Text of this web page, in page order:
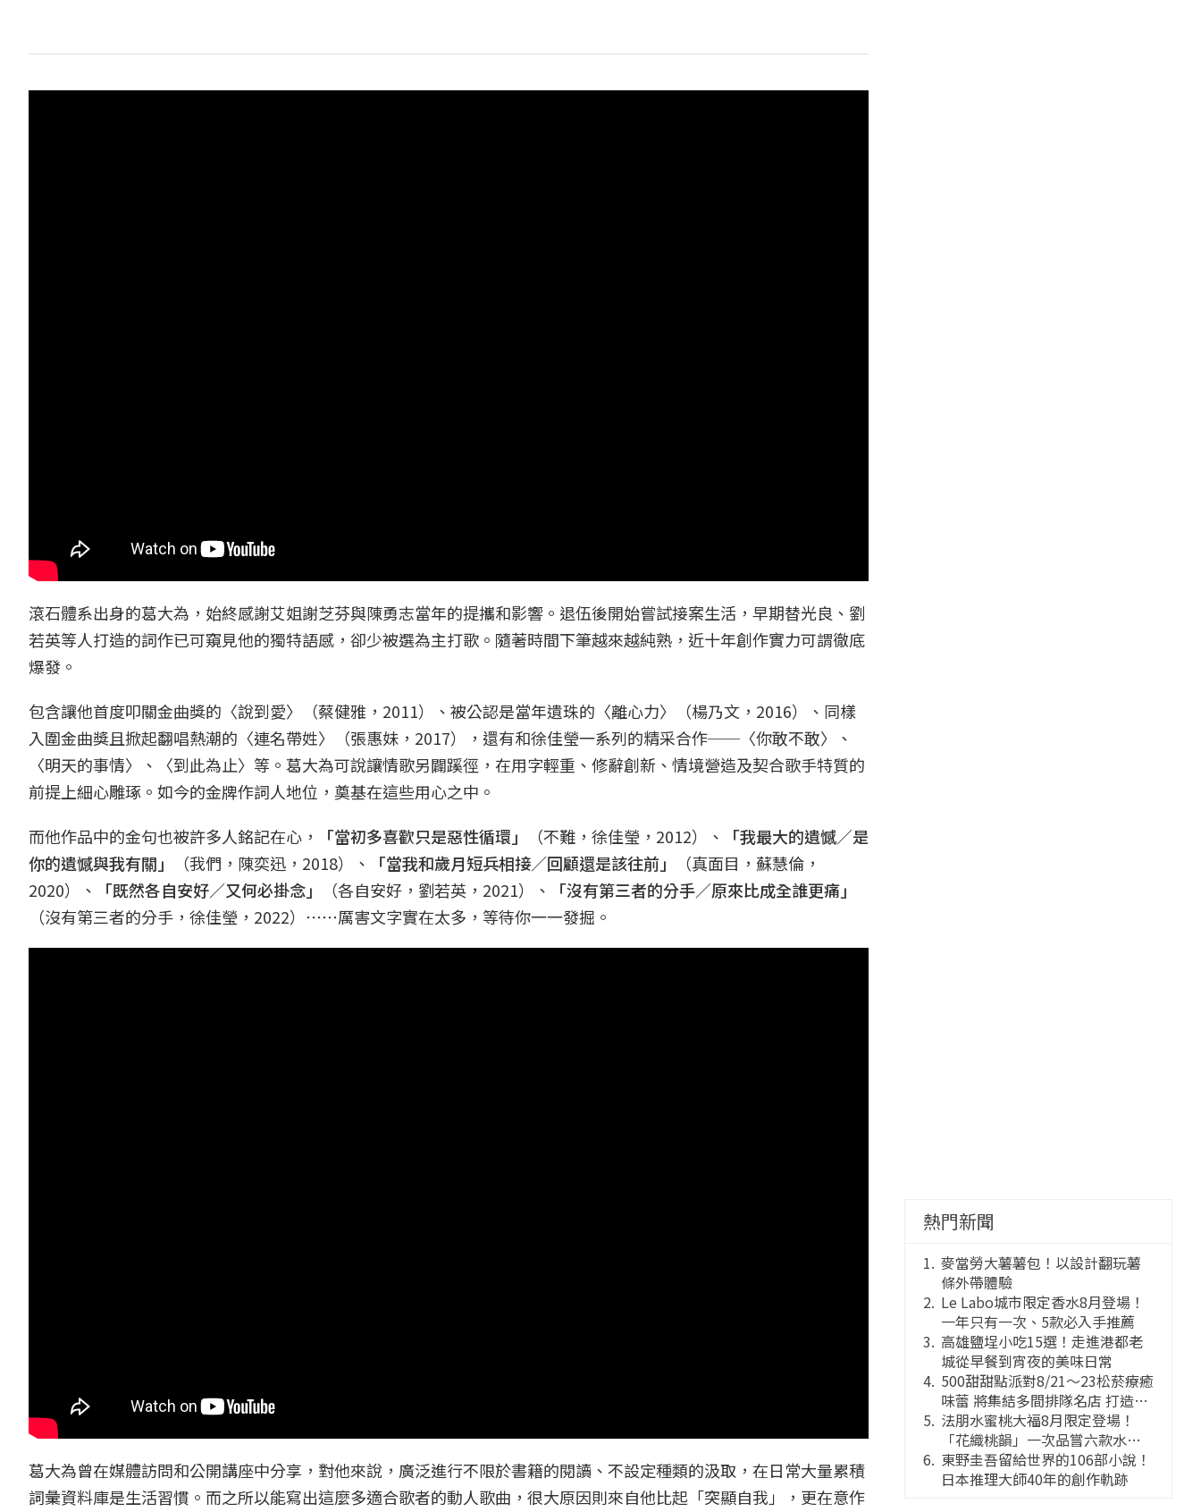
滾石體系出身的葛大為，始終感謝艾姐謝芝芬與陳勇志當年的提攜和影響。退伍後開始嘗試接案生活，早期替光良、劉
若英等人打造的詞作已可窺見他的獨特語感，卻少被選為主打歌。隨著時間下筆越來越純熟，近十年創作實力可謂徹底
爆發。
包含讓他首度叩關金曲獎的〈說到愛〉（蔡健雅，2011）、被公認是當年遺珠的〈離心力〉（楊乃文，2016）、同樣
入圍金曲獎且掀起翻唱熱潮的〈連名帶姓〉（張惠妹，2017），還有和徐佳瑩一系列的精采合作──〈你敢不敢〉、
〈明天的事情〉、〈到此為止〉等。葛大為可說讓情歌另闢蹊徑，在用字輕重、修辭創新、情境營造及契合歌手特質的
前提上細心雕琢。如今的金牌作詞人地位，奠基在這些用心之中。
而他作品中的金句也被許多人銘記在心，
「當初多喜歡只是惡性循環」 （不難，徐佳瑩，2012）、
「我最大的遺憾／是
你的遺憾與我有關」
（我們，陳奕迅，2018）、 「當我和歲月短兵相接／回顧還是該往前」
（真面目，蘇慧倫，
2020）、
「既然各自安好／又何必掛念」 （各自安好，劉若英，2021）、
「沒有第三者的分手／原來比成全誰更痛」
（沒有第三者的分手，徐佳瑩，2022）⋯⋯厲害文字實在太多，等待你一一發掘。
葛大為曾在媒體訪問和公開講座中分享，對他來說，廣泛進行不限於書籍的閱讀、不設定種類的汲取，在日常大量累積
詞彙資料庫是生活習慣。而之所以能寫出這麼多適合歌者的動人歌曲，很大原因則來自他比起「突顯自我」，更在意作
熱門新聞
麥當勞大薯薯包！以設計翻玩薯
條外帶體驗
Le Labo城市限定香水8月登場！
一年只有一次、5款必入手推薦
高雄鹽埕小吃15選！走進港都老
城從早餐到宵夜的美味日常
500甜甜點派對8/21～23松菸療癒
味蕾 將集結多間排隊名店 打造靈
感創意的舞台
法朋水蜜桃大福8月限定登場！
「花織桃韻」一次品嘗六款水蜜
桃花果大福
東野圭吾留給世界的106部小說！
日本推理大師40年的創作軌跡